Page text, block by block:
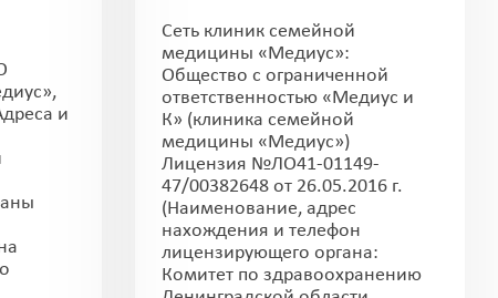
и
Сеть клиник семейной
медицины «Медиус»:
Общество с ограниченной
ответственностью «Медиус и
К» (клиника семейной
медицины «Медиус»)
Лицензия №ЛО41-01149-
47/00382648 от 26.05.2016 г.
(Наименование, адрес
нахождения и телефон
лицензирующего органа:
Комитет по здравоохранению